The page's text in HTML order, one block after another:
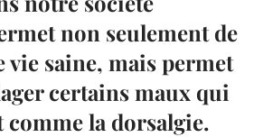
non seulement de
saine, mais permet
certains maux qui
comme la dorsalgie.